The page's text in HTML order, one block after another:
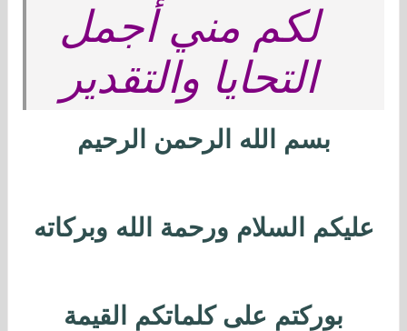
لكم مني أجمل
التحايا والتقدير
بسم الله الرحمن الرحيم
عليكم السلام ورحمة الله وبركاته
بوركتم على كلماتكم القيمة